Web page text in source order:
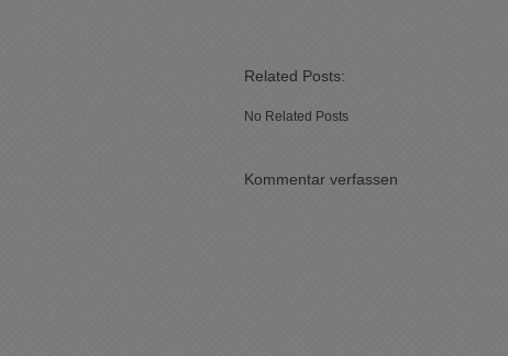
Related Posts:
No Related Posts
Kommentar verfassen